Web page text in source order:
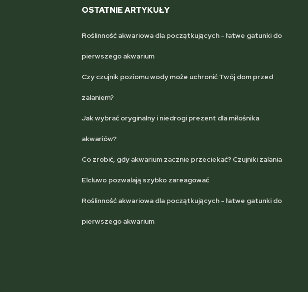
OSTATNIE ARTYKUŁY
Roślinność akwariowa dla początkujących - łatwe gatunki do
pierwszego akwarium
Czy czujnik poziomu wody może uchronić Twój dom przed
zalaniem?
Jak wybrać oryginalny i niedrogi prezent dla miłośnika
akwariów?
Co zrobić, gdy akwarium zacznie przeciekać? Czujniki zalania
Elcluwo pozwalają szybko zareagować
Roślinność akwariowa dla początkujących - łatwe gatunki do
pierwszego akwarium